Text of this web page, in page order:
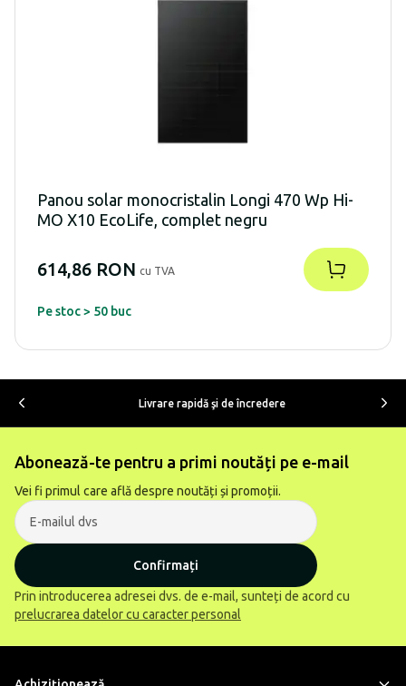
Panou solar monocristalin Longi 470 Wp Hi-
MO X10 EcoLife, complet negru
614,86 RON cu TVA
Pe stoc > 50 buc
Livrare rapidă şi de încredere
Abonează-te pentru a primi noutăți pe e-mail
Vei fi primul care află despre noutăți și promoții.
Confirmați
Prin introducerea adresei dvs. de e-mail, sunteți de acord cu
prelucrarea datelor cu caracter personal